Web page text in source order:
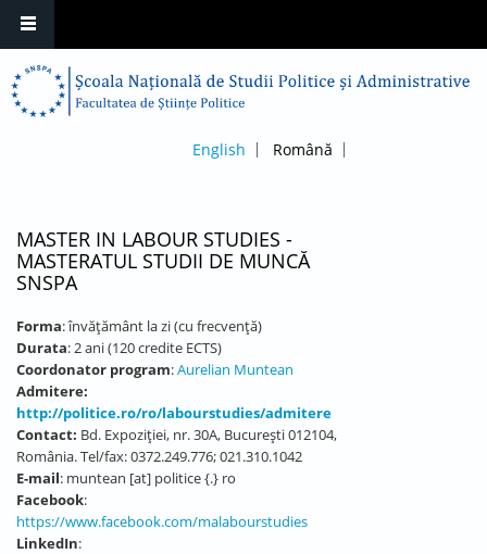
English Română
MASTER IN LABOUR STUDIES -
MASTERATUL STUDII DE MUNCĂ
SNSPA
Forma: învățământ la zi (cu frecvență)
Durata: 2 ani (120 credite ECTS)
Coordonator program:Aurelian Muntean
Admitere:
http://politice.ro/ro/labourstudies/admitere
Contact: Bd. Expoziției, nr. 30A, București 012104,
România. Tel/fax: 0372.249.776; 021.310.1042
E-mail: muntean [at] politice {.} ro
Facebook:
https://www.facebook.com/malabourstudies
LinkedIn: